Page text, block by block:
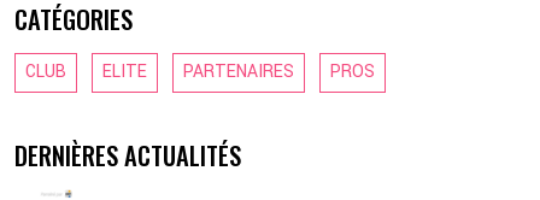
CATÉGORIES
CLUB ELITE PARTENAIRES PROS
DERNIÈRES ACTUALITÉS